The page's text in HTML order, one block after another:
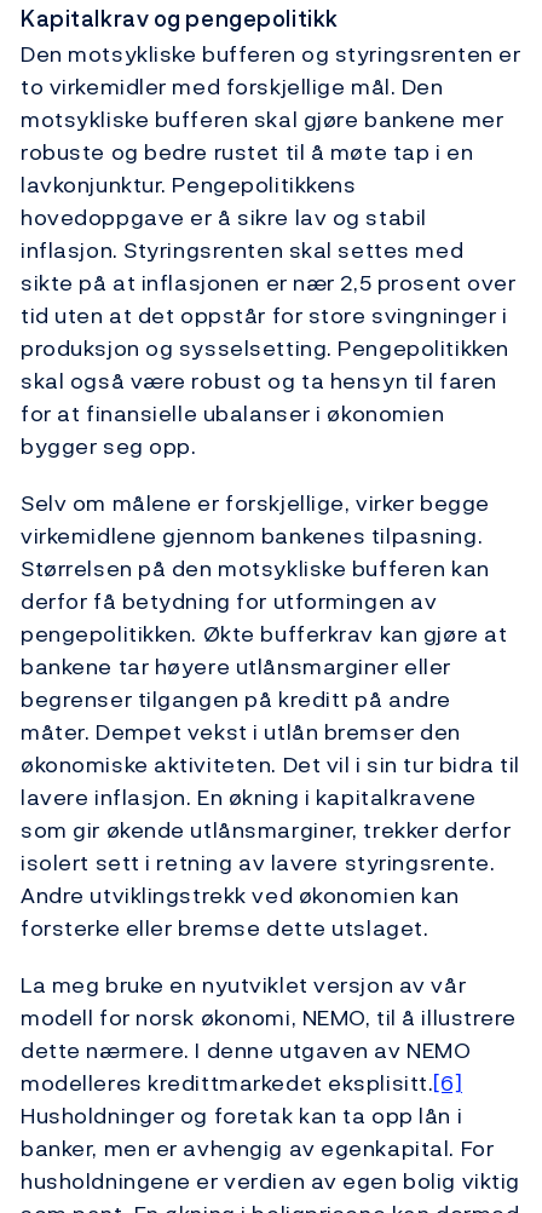
Kapitalkrav og pengepolitikk
Den motsykliske bufferen og styringsrenten er
to virkemidler med forskjellige mål. Den
motsykliske bufferen skal gjøre bankene mer
robuste og bedre rustet til å møte tap i en
lavkonjunktur. Pengepolitikkens
hovedoppgave er å sikre lav og stabil
inflasjon. Styringsrenten skal settes med
sikte på at inflasjonen er nær 2,5 prosent over
tid uten at det oppstår for store svingninger i
produksjon og sysselsetting. Pengepolitikken
skal også være robust og ta hensyn til faren
for at finansielle ubalanser i økonomien
bygger seg opp.
Selv om målene er forskjellige, virker begge
virkemidlene gjennom bankenes tilpasning.
Størrelsen på den motsykliske bufferen kan
derfor få betydning for utformingen av
pengepolitikken. Økte bufferkrav kan gjøre at
bankene tar høyere utlånsmarginer eller
begrenser tilgangen på kreditt på andre
måter. Dempet vekst i utlån bremser den
økonomiske aktiviteten. Det vil i sin tur bidra til
lavere inflasjon. En økning i kapitalkravene
som gir økende utlånsmarginer, trekker derfor
isolert sett i retning av lavere styringsrente.
Andre utviklingstrekk ved økonomien kan
forsterke eller bremse dette utslaget.
La meg bruke en nyutviklet versjon av vår
modell for norsk økonomi, NEMO, til å illustrere
dette nærmere. I denne utgaven av NEMO
modelleres kredittmarkedet eksplisitt.[6]
Husholdninger og foretak kan ta opp lån i
banker, men er avhengig av egenkapital. For
husholdningene er verdien av egen bolig viktig